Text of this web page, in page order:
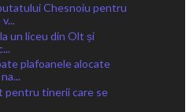
Chesnoiu pentru
un liceu din Olt și
plafoanele alocate
pentru tinerii care se